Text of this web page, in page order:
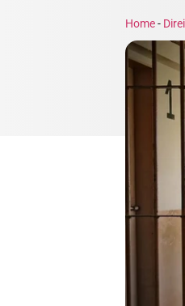
Home-